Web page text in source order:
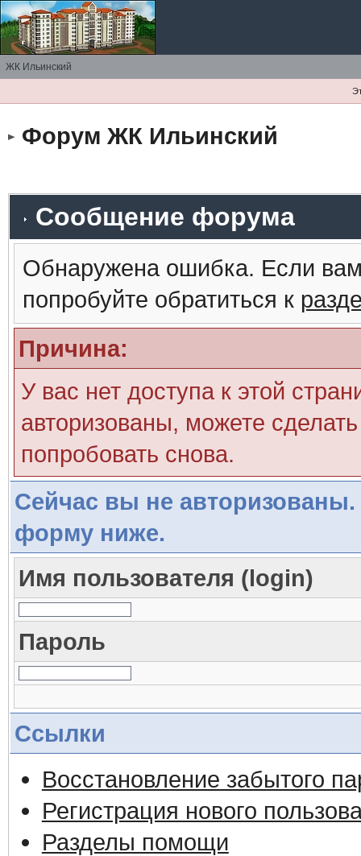
ЖК Ильинский
Форум ЖК Ильинский
Сообщение форума
Обнаружена ошибка. Если
попробуйте обратиться к
Причина:
У вас нет доступа к этой
авторизованы, можете
попробовать снова.
Сейчас вы не авторизованы.
форму ниже.
Имя пользователя (login)
Пароль
Ссылки
Восстановление забытого
Регистрация нового
Разделы помощи